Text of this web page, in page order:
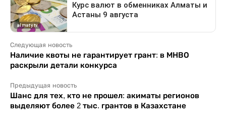
Следующая новость
Наличие квоты не гарантирует грант: в МНВО
раскрыли детали конкурса
Предыдущая новость
Шанс для тех, кто не прошел: акиматы регионов
выделяют более 2 тыс. грантов в Казахстане